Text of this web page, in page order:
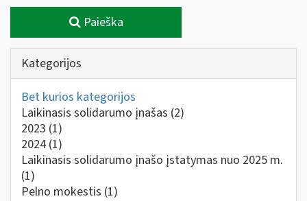
Paieška
Kategorijos
Bet kurios kategorijos
Laikinasis solidarumo įnašas (2)
2023 (1)
2024 (1)
Laikinasis solidarumo įnašo įstatymas nuo 2025 m.
(1)
Pelno mokestis (1)